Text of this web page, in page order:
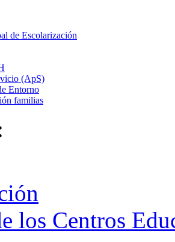
de Escolarización
(ApS)
Entorno
familias
los Centros